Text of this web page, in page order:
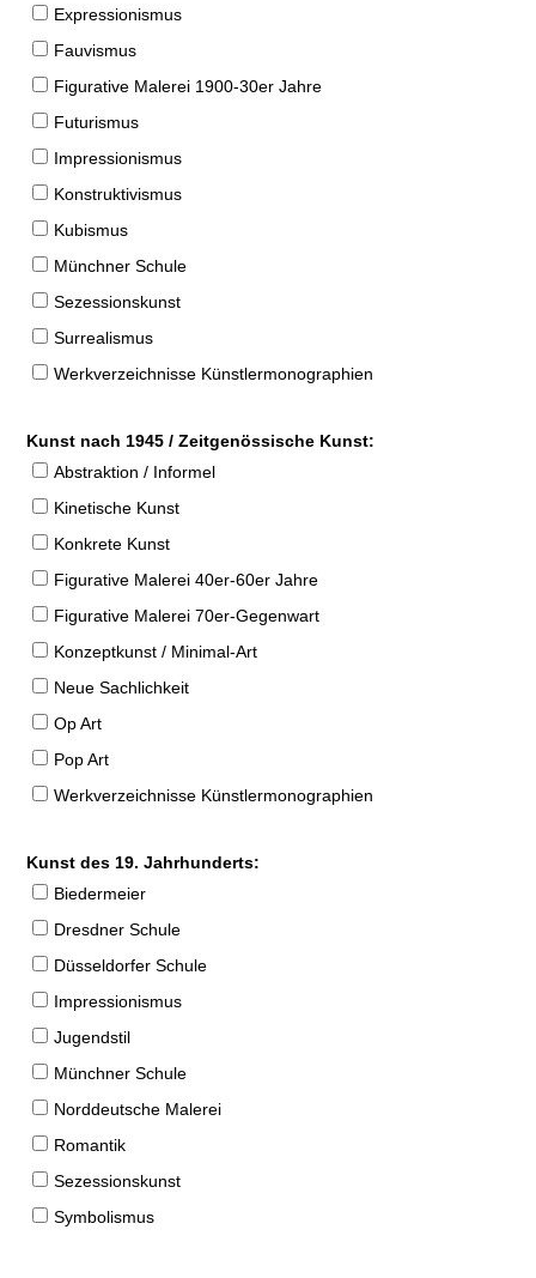
Expressionismus
Fauvismus
Figurative Malerei 1900-30er Jahre
Futurismus
Impressionismus
Konstruktivismus
Kubismus
Münchner Schule
Sezessionskunst
Surrealismus
Werkverzeichnisse Künstlermonographien
Kunst nach 1945 / Zeitgenössische Kunst:
Abstraktion / Informel
Kinetische Kunst
Konkrete Kunst
Figurative Malerei 40er-60er Jahre
Figurative Malerei 70er-Gegenwart
Konzeptkunst / Minimal-Art
Neue Sachlichkeit
Op Art
Pop Art
Werkverzeichnisse Künstlermonographien
Kunst des 19. Jahrhunderts:
Biedermeier
Dresdner Schule
Düsseldorfer Schule
Impressionismus
Jugendstil
Münchner Schule
Norddeutsche Malerei
Romantik
Sezessionskunst
Symbolismus